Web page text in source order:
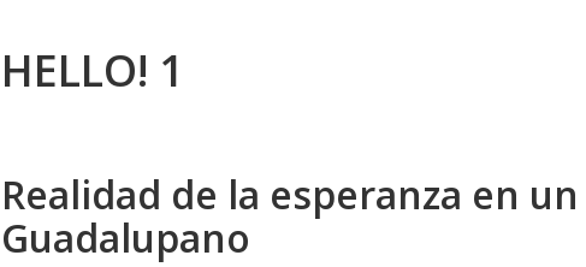
HELLO! 1
Realidad de la esperanza en
Guadalupano